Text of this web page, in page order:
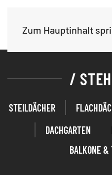
Zum Hauptinhalt
/
STEILDÄCHER
DACHGARTEN
BALKONE &